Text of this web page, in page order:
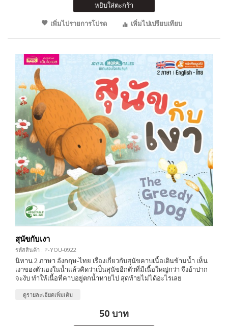
หยิบใส่ตะกร้า
เพิ่มไปรายการโปรด
เพิ่มไปเปรียบเทียบ
สุนัขกับเงา
รหัสสินค้า : P-YOU-0922
นิทาน 2 ภาษา อังกฤษ-ไทย เรื่องเกี่ยวกับสุนัขคาบเนื้อเดินข้ามน้ำ เห็น
เงาของตัวเองในน้ำแล้วคิดว่าเป็นสุนัขอีกตัวที่มีเนื้อใหญ่กว่า จึงอ้าปาก
จะงับ ทำให้เนื้อที่คาบอยู่ตกน้ำหายไป สุดท้ายไม่ได้อะไรเลย
ดูรายละเอียดเพิ่มเติม
50 บาท